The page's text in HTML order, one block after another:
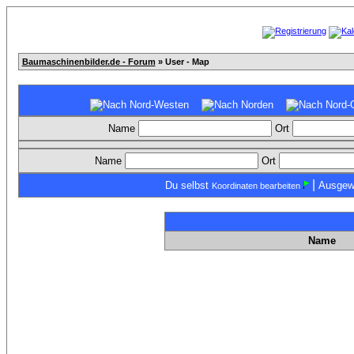
Baumaschinenbilder.de - Forum » User - Map
Name Ort
Name Ort
Du selbst Koordinaten bearbeiten |
Name